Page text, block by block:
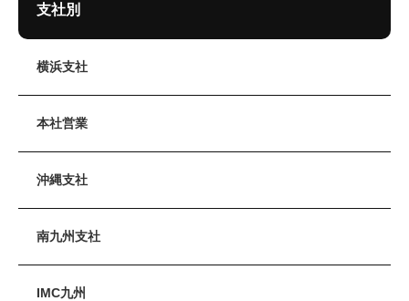
支社別
横浜支社
本社営業
沖縄支社
南九州支社
IMC九州